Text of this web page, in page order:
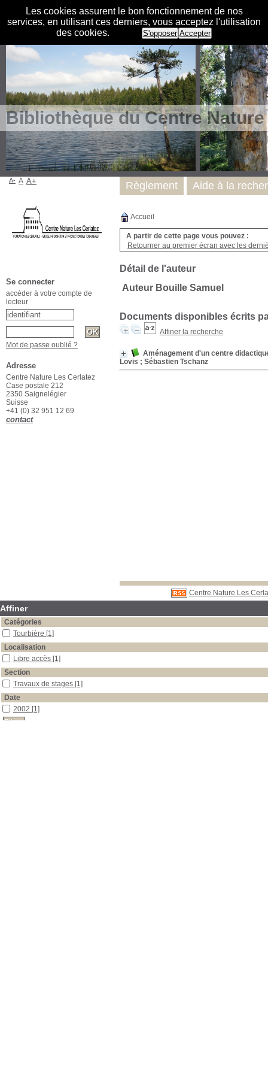
Les cookies assurent le bon fonctionnement de nos
services, en utilisant ces derniers, vous acceptez l'utilisation
des cookies.
S'opposer Accepter
Bibliothèque du Centre
Accueil
A partir de cette page vous pouvez :
Retourner au premier écran avec les
Détail de l'auteur
Auteur Bouille Samuel
Documents disponibles écrits
Affiner la recherche
Aménagement d'un centre
Lovis ; Sébastien Tschanz
Centre Nature Les
Règlement Aide à la
A- A A+
Se connecter
accéder à votre compte de
lecteur
Mot de passe oublié ?
Adresse
Centre Nature Les Cerlatez
Case postale 212
2350 Saignelégier
Suisse
+41 (0) 32 951 12 69
contact
Affiner
Catégories
Tourbière [1]
Localisation
Libre accès [1]
Section
Travaux de stages [1]
Date
2002 [1]